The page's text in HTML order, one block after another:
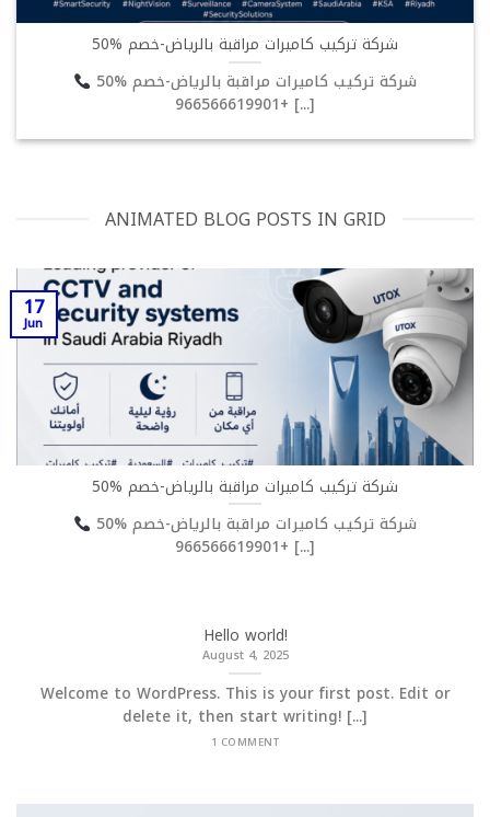
شركة تركيب كاميرات مراقبة بالرياض-خصم %50
شركة تركيب كاميرات مراقبة بالرياض-خصم %50
+966566619901 [...]
ANIMATED BLOG POSTS IN GRID
شركة تركيب كاميرات مراقبة بالرياض-خصم %50
شركة تركيب كاميرات مراقبة بالرياض-خصم %50
+966566619901 [...]
17
Jun
Hello world!
August 4, 2025
Welcome to WordPress. This is your first post. Edit or
delete it, then start writing! [...]
1 COMMENT